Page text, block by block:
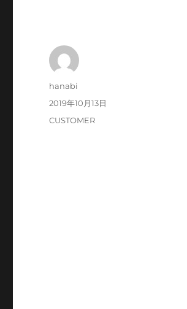
投
hanabi
投
2019年10月13日
カ
CUSTOMER